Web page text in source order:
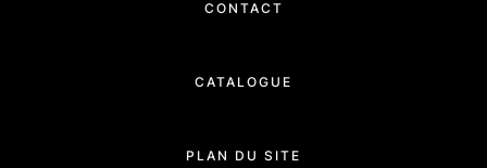
CONTACT
CATALOGUE
PLAN DU SITE